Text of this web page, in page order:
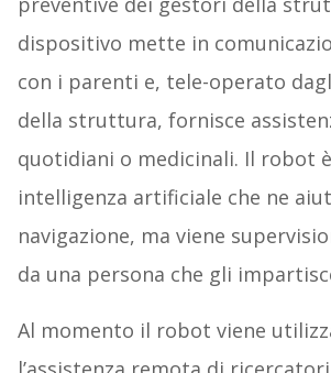
dispositivo mette in
con i parenti e, tele-operato
della struttura, fornisce
quotidiani o medicinali. Il robot
intelligenza artificiale che ne
navigazione, ma viene
da una persona che gli
Al momento il robot viene